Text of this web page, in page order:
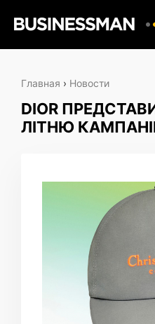
Главная › Новости
DIOR
ЛІТНЮ